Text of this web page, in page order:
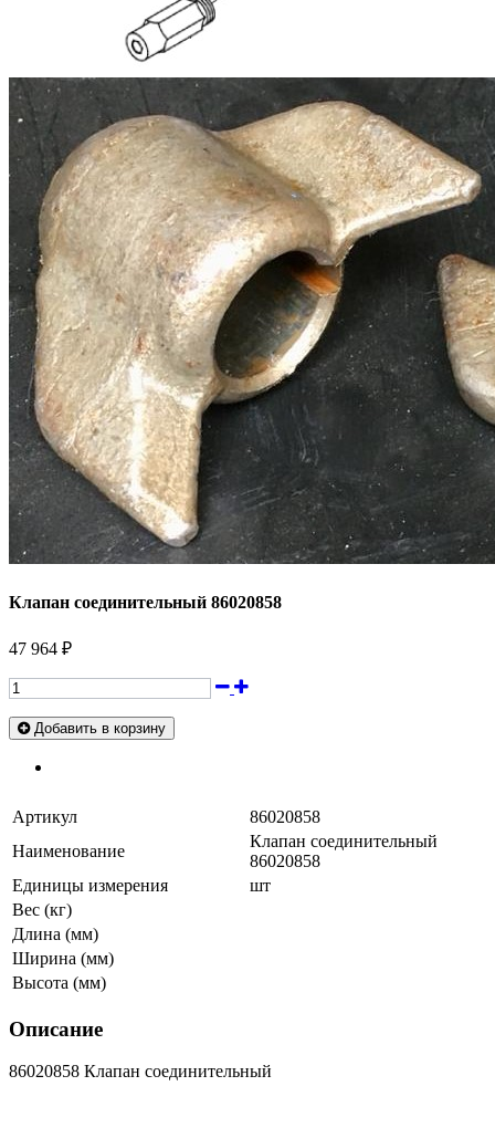
Клапан соединительный 86020858
47 964 ₽
Добавить в корзину
Артикул
86020858
Наименование
Клапан соединительный
86020858
Единицы измерения
шт
Вес (кг)
Длина (мм)
Ширина (мм)
Высота (мм)
Описание
86020858 Клапан соединительный